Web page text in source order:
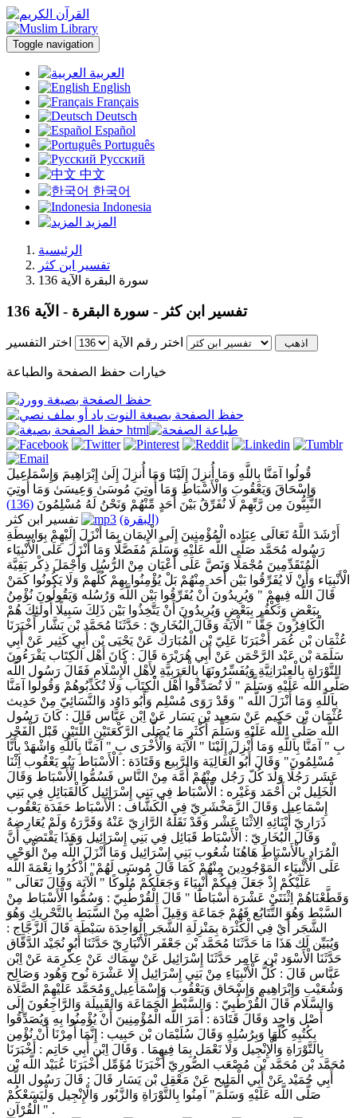
Toggle navigation
العربية
English
Français
Deutsch
Español
Português
Русский
中文
한국어
Indonesia
المزيد
الرئيسية
تفسير ابن كثر
سورة البقرة الآية 136
تفسير ابن كثر - سورة البقرة - الآية 136
اختر رقم الآية اختر التفسير
خيارات حفظ الصفحة والطباعة
قُولُوا آمَنَّا بِاللَّهِ وَمَا أُنزِلَ إِلَيْنَا وَمَا أُنزِلَ إِلَىٰ إِبْرَاهِيمَ وَإِسْمَاعِيلَ
وَإِسْحَاقَ وَيَعْقُوبَ وَالْأَسْبَاطِ وَمَا أُوتِيَ مُوسَىٰ وَعِيسَىٰ وَمَا أُوتِيَ
النَّبِيُّونَ مِن رَّبِّهِمْ لَا نُفَرِّقُ بَيْنَ أَحَدٍ مِّنْهُمْ وَنَحْنُ لَهُ مُسْلِمُونَ
(136)
(البقرة)
تفسير ابن كثر
أَرْشَدَ اللَّهُ تَعَالَى عِبَاده الْمُؤْمِنِينَ إِلَى الْإِيمَان بِمَا أَنْزَلَ إِلَيْهِمْ بِوَاسِطَةِ
رَسُوله مُحَمَّد صَلَّى اللَّه عَلَيْهِ وَسَلَّمَ مُفَصَّلًا وَمَا أَنْزَلَ عَلَى الْأَنْبِيَاء
الْمُتَقَدِّمِينَ مُجْمَلًا وَنَصَّ عَلَى أَعْيَان مِنْ الرُّسُل وَأَجْمَلَ ذِكْر بَقِيَّة
الْأَنْبِيَاء وَأَنْ لَا يُفَرِّقُوا بَيْن أَحَد مِنْهُمْ بَلْ يُؤْمِنُوا بِهِمْ كُلّهمْ وَلَا يَكُونُوا كَمَنْ
قَالَ اللَّه فِيهِمْ " وَيُرِيدُونَ أَنْ يُفَرِّقُوا بَيْن اللَّه وَرُسُله وَيَقُولُونَ نُؤْمِنُ
بِبَعْضٍ وَنَكْفُر بِبَعْضٍ وَيُرِيدُونَ أَنْ يَتَّخِذُوا بَيْن ذَلِكَ سَبِيلًا أُولَئِكَ هُمْ
الْكَافِرُونَ حَقًّا " الْآيَة وَقَالَ الْبُخَارِيّ : حَدَّثَنَا مُحَمَّد بْن بَشَّار أَخْبَرَنَا
عُثْمَان بْن عُمَر أَخْبَرَنَا عَلِيّ بْن الْمُبَارَك عَنْ يَحْيَى بْن أَبِي كَثِير عَنْ أَبِي
سَلَمَة بْن عَبْد الرَّحْمَن عَنْ أَبِي هُرَيْرَة قَالَ : كَانَ أَهْل الْكِتَاب يَقْرَءُونَ
التَّوْرَاة بِالْعِبْرَانِيَّةِ وَيُفَسِّرُونَهَا بِالْعَرَبِيَّةِ لِأَهْلِ الْإِسْلَام فَقَالَ رَسُول اللَّه
صَلَّى اللَّه عَلَيْهِ وَسَلَّمَ " لَا تُصَدِّقُوا أَهْل الْكِتَاب وَلَا تُكَذِّبُوهُمْ وَقُولُوا آمَنَّا
بِاَللَّهِ وَمَا أَنْزَلَ اللَّه " وَقَدْ رَوَى مُسْلِم وَأَبُو دَاوُد وَالنَّسَائِيّ مِنْ حَدِيث
عُثْمَان بْن حَكِيم عَنْ سَعِيد بْن يَسَار عَنْ اِبْن عَبَّاس قَالَ : كَانَ رَسُول
اللَّه صَلَّى اللَّه عَلَيْهِ وَسَلَّمَ أَكْثَر مَا يُصَلَّى الرَّكْعَتَيْنِ اللَّتَيْنِ قَبْل الْفَجْر
بِ " آمَنَّا بِاَللَّهِ وَمَا أُنْزِلَ إِلَيْنَا " الْآيَة وَالْأُخْرَى بِ " آمَنَّا بِاَللَّهِ وَاشْهَدْ بِأَنَّا
مُسْلِمُونَ" وَقَالَ أَبُو الْعَالِيَة وَالرَّبِيع وَقَتَادَة : الْأَسْبَاط بَنُو يَعْقُوب اِثْنَا
عَشَر رَجُلًا وَلَدَ كُلّ رَجُل مِنْهُمْ أُمَّة مِنْ النَّاس فَسُمُّوا الْأَسْبَاط وَقَالَ
الْخَلِيل بْن أَحْمَد وَغَيْره : الْأَسْبَاط فِي بَنِي إِسْرَائِيل كَالْقَبَائِلِ فِي بَنِي
إِسْمَاعِيل وَقَالَ الزَّمَخْشَرِيّ فِي الْكَشَّاف : الْأَسْبَاط حَفَدَة يَعْقُوب
ذَرَارِيّ أَبْنَائِهِ الِاثْنَا عَشْر وَقَدْ نَقَلَهُ الرَّازِيّ عَنْهُ وَقَرَّرَهُ وَلَمْ يُعَارِضهُ
وَقَالَ الْبُخَارِيّ : الْأَسْبَاط قَبَائِل فِي بَنِي إِسْرَائِيل وَهَذَا يَقْتَضِي أَنَّ
الْمُرَاد بِالْأَسْبَاطِ هَاهُنَا شُعُوب بَنِي إِسْرَائِيل وَمَا أَنْزَلَ اللَّه مِنْ الْوَحْي
عَلَى الْأَنْبِيَاء الْمَوْجُودِينَ مِنْهُمْ كَمَا قَالَ مُوسَى لَهُمْ" اُذْكُرُوا نِعْمَةَ اللَّه
عَلَيْكُمْ إِذْ جَعَلَ فِيكُمْ أَنْبِيَاءَ وَجَعَلَكُمْ مُلُوكًا " الْآيَة وَقَالَ تَعَالَى "
وَقَطَّعْنَاهُمْ اِثْنَتَيْ عَشْرَة أَسْبَاطًا " قَالَ الْقُرْطُبِيّ : وَسُمُّوا الْأَسْبَاط مِنْ
السَّبْط وَهُوَ التَّتَابُع فَهُمْ جَمَاعَة وَقِيلَ أَصْله مِنْ السَّبَط بِالتَّحْرِيكِ وَهُوَ
الشَّجَر أَيْ فِي الْكَثْرَة بِمَنْزِلَةِ الشَّجَر الْوَاحِدَة سَبْطَة قَالَ الزَّجَّاج :
وَيُبَيِّن لَك هَذَا مَا حَدَّثَنَا مُحَمَّد بْن جَعْفَر الْأَنْبَارِيّ حَدَّثَنَا أَبُو نُجَيْد الدَّقَّاق
حَدَّثَنَا الْأَسْوَد بْن عَامِر حَدَّثَنَا إِسْرَائِيل عَنْ سِمَاك عَنْ عِكْرِمَة عَنْ اِبْن
عَبَّاس قَالَ : كُلُّ الْأَنْبِيَاءِ مِنْ بَنِي إِسْرَائِيل إِلَّا عَشْرَة نُوح وَهُود وَصَالِح
وَشُعَيْب وَإِبْرَاهِيم وَإِسْحَاق وَيَعْقُوب وَإِسْمَاعِيل وَمُحَمَّد عَلَيْهِمْ الصَّلَاة
وَالسَّلَام قَالَ الْقُرْطُبِيّ : وَالسَّبْط الْجَمَاعَة وَالْقَبِيلَة وَالرَّاجِعُونَ إِلَى
أَصْل وَاحِد وَقَالَ قَتَادَة : أَمَرَ اللَّه الْمُؤْمِنِينَ أَنْ يُؤْمِنُوا بِهِ وَيُصَدِّقُوا
بِكُتُبِهِ كُلّهَا وَبِرُسُلِهِ وَقَالَ سُلَيْمَان بْن حَبِيب : إِنَّمَا أُمِرْنَا أَنْ نُؤْمِن
بِالتَّوْرَاةِ وَالْإِنْجِيل وَلَا نَعْمَل بِمَا فِيهِمَا . وَقَالَ اِبْن أَبِي حَاتِم : أَخْبَرَنَا
مُحَمَّد بْن مُحَمَّد بْن مُصْعَب الصُّورِيّ أَخْبَرَنَا مُؤَمِّل أَخْبَرَنَا عُبَيْد اللَّه بْن
أَبِي حُمَيْد عَنْ أَبِي الْمَلِيح عَنْ مَعْقِل بْن يَسَار قَالَ : قَالَ رَسُول اللَّه
صَلَّى اللَّه عَلَيْهِ وَسَلَّمَ" آمِنُوا بِالتَّوْرَاةِ وَالزَّبُور وَالْإِنْجِيل وَلْيَسَعْكُمْ
الْقُرْآن " .